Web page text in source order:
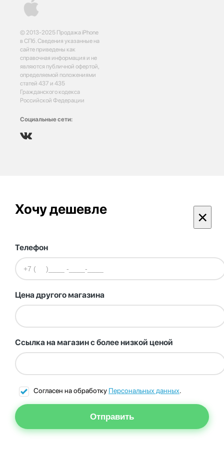
© 2013-2025 Продажа iPhone
в СПб. Сведения указанные на
сайте приведены как
справочная информация и не
являются публичной офертой,
определяемой положениями
статей 437 и 435
Гражданского кодекса
Российской Федерации
Социальные сети:
Хочу дешевле ×
Телефон
Цена другого магазина
Ссылка на магазин с более низкой ценой
Согласен на обработку Персональных данных.
Отправить